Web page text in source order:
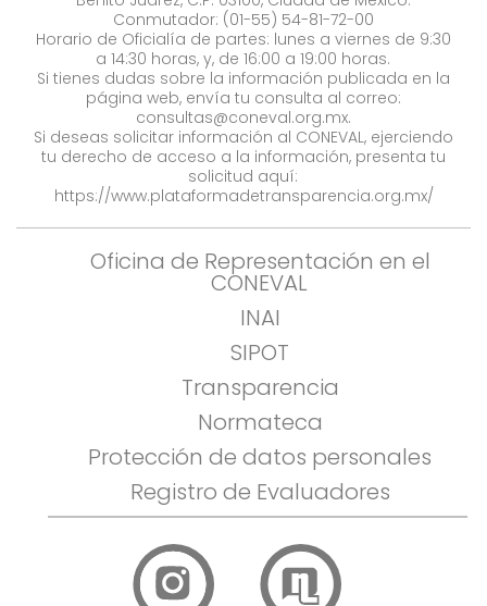
Conmutador: (01-55) 54-81-72-00
Horario de Oficialía de partes: lunes a viernes de 9:30
a 14:30 horas, y, de 16:00 a 19:00 horas.
Si tienes dudas sobre la información publicada en la
página web, envía tu consulta al correo:
consultas@coneval.org.mx.
Si deseas solicitar información al CONEVAL, ejerciendo
tu derecho de acceso a la información, presenta tu
solicitud aquí:
https://www.plataformadetransparencia.org.mx/
Oficina de Representación en el
CONEVAL
INAI
SIPOT
Transparencia
Normateca
Protección de datos personales
Registro de Evaluadores